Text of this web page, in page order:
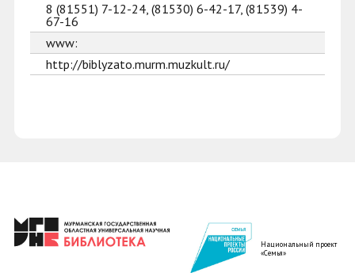
8 (81551) 7-12-24, (81530) 6-42-17, (81539) 4-
67-16
www:
http://biblyzato.murm.muzkult.ru/
Национальный проект
«Семья»